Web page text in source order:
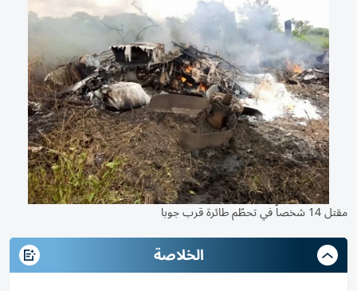
مقتل 14 شخصاً في تحطّم طائرة قرب جوبا
الخلاصة